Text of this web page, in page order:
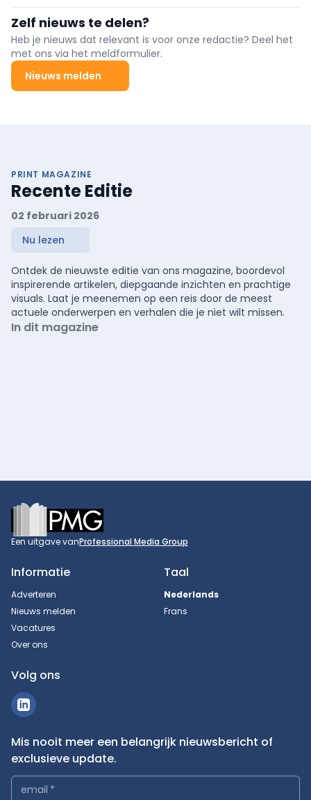
Zelf nieuws te delen?
Heb je nieuws dat relevant is voor onze redactie? Deel het
met ons via het meldformulier.
Nieuws melden
PRINT MAGAZINE
Recente Editie
02 februari 2026
Nu lezen
Ontdek de nieuwste editie van ons magazine, boordevol
inspirerende artikelen, diepgaande inzichten en prachtige
visuals. Laat je meenemen op een reis door de meest
actuele onderwerpen en verhalen die je niet wilt missen.
In dit magazine
Footer
Een uitgave vanProfessional Media Group
Informatie
Adverteren
Nieuws melden
Vacatures
Over ons
Taal
Nederlands
Frans
Volg ons
Mis nooit meer een belangrijk nieuwsbericht of
exclusieve update.
email *